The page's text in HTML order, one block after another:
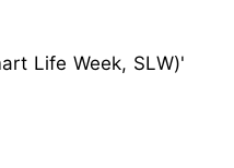
Life Week, SLW)'